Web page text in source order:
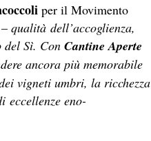
per il Movimento
qualità dell’accoglienza,
del Sì. Con Cantine Aperte
ancora più memorabile
vigneti umbri, la ricchezza
eno-